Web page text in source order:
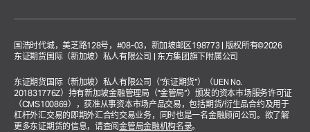
国浩时代城，美芝路128号，#08-03，新加坡邮区198773 | 版权所有©2026
东证期货国际（新加坡）私人有限公司 | 东方集团旗下附属公司
东证期货国际（新加坡）私人有限公司（“东证期货”）（UEN No.
201831776Z）持有新加坡金融管理局（“金管局”）颁发的资本市场服务许可证
（CMS100869），获准从事资本市场产品交易，包括期货/衍生品合约及用于
杠杆外汇交易的即期外汇合约交易业务，同时也是一名金融顾问公司。欲了解
更多东证期货的信息，请查阅金管局金融机构名录。